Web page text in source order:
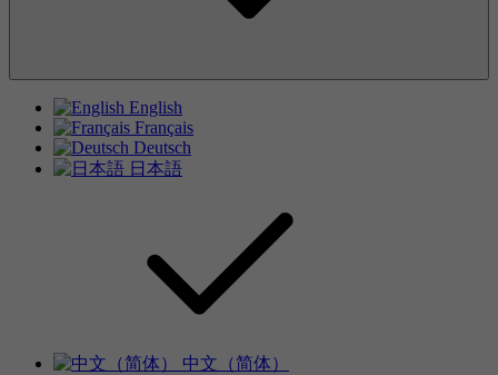
English
Français
Deutsch
日本語
中文（简体）